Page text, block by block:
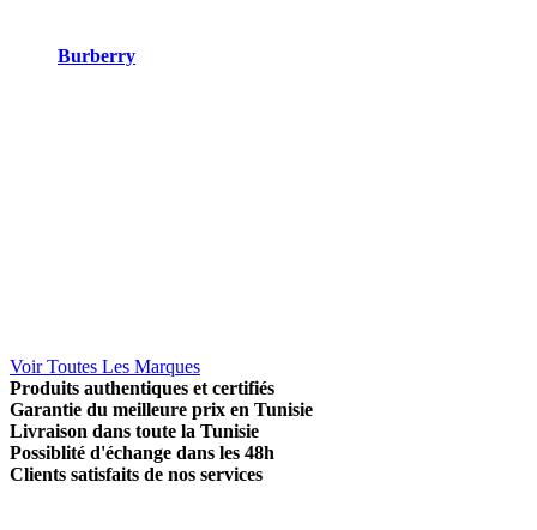
Burberry
Voir Toutes Les Marques
Produits authentiques et certifiés
Garantie du meilleure prix en Tunisie
Livraison dans toute la Tunisie
Possiblité d'échange dans les 48h
Clients satisfaits de nos services